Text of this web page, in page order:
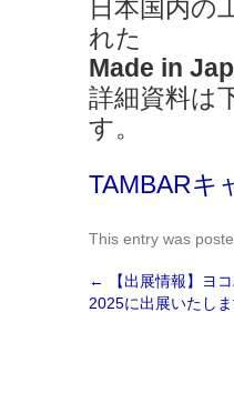
日本国内の
れた
Made in
詳細資料は
す。
TAMBARキ
This entry was
←
【出展情報】ヨ
2025に出展いたし